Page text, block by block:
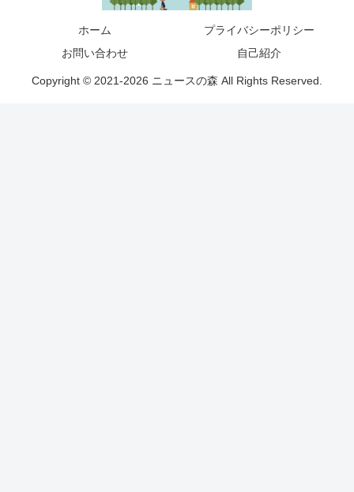
ホーム
プライバシーポリシー
お問い合わせ
自己紹介
Copyright © 2021-2026 ニュースの森 All Rights Reserved.